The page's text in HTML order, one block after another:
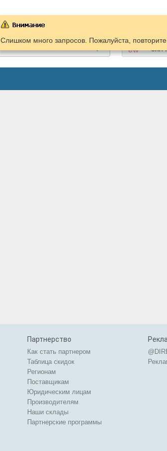
Слишком много запросов. Пожалуйста, повторите
Партнерство
Как стать партнером
Таблица скидок
Регионам
Поставщикам
Юридическим лицам
Производителям
Наши склады
Партнерские программы